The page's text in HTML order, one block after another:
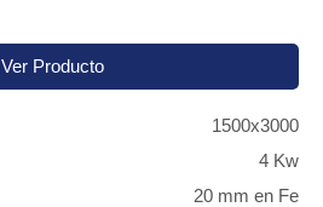
Ver Producto
1500x3000
4 Kw
20 mm en Fe